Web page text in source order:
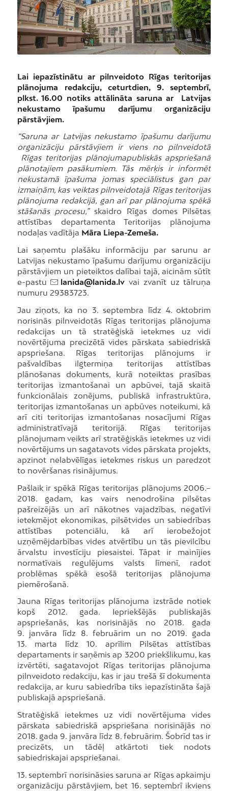
Lai iepazīstinātu ar pilnveidoto Rīgas teritorijas
plānojuma redakciju, ceturtdien, 9. septembrī,
plkst. 16.00 notiks attālināta saruna ar Latvijas
nekustamo īpašumu darījumu organizāciju
pārstāvjiem.
“Saruna ar Latvijas nekustamo īpašumu darījumu
organizāciju pārstāvjiem ir viens no pilnveidotā
Rīgas teritorijas plānojumapubliskās apspriešanā
plānotajiem pasākumiem. Tās mērķis ir informēt
nekustamā īpašuma jomas speciālistus gan par
izmaiņām, kas veiktas pilnveidotajā Rīgas teritorijas
plānojuma redakcijā, gan arī par plānojuma spēkā
stāšanās procesu,”skaidro Rīgas domes Pilsētas
attīstības departamenta Teritorijas plānojuma
nodaļas vadītāja Māra Liepa-Zemeša.
Lai saņemtu plašāku informāciju par sarunu ar
Latvijas nekustamo īpašumu darījumu organizāciju
pārstāvjiem un pieteiktos dalībai tajā, aicinām sūtīt
e-pastu
lanida@lanida.lv vai zvanīt uz tālruņa
numuru 29383723.
Jau ziņots, ka no 3. septembra līdz 4. oktobrim
norisinās pilnveidotās Rīgas teritorijas plānojuma
redakcijas un tā stratēģiskā ietekmes uz vidi
novērtējuma precizētā vides pārskata sabiedriskā
apspriešana. Rīgas teritorijas plānojums ir
pašvaldības ilgtermiņa teritorijas attīstības
plānošanas dokuments, kurā noteiktas prasības
teritorijas izmantošanai un apbūvei, tajā skaitā
funkcionālais zonējums, publiskā infrastruktūra,
teritorijas izmantošanas un apbūves noteikumi, kā
arī citi teritorijas izmantošanas nosacījumi Rīgas
administratīvajā teritorijā. Rīgas teritorijas
plānojumam veikts arī stratēģiskās ietekmes uz vidi
novērtējums un sagatavots vides pārskata projekts,
apzinot nelabvēlīgas ietekmes riskus un paredzot
to novēršanas risinājumus.
Pašlaik ir spēkā Rīgas teritorijas plānojums 2006.–
2018. gadam, kas vairs nenodrošina pilsētas
pašreizējās un arī nākotnes vajadzības, negatīvi
ietekmējot ekonomikas, pilsētvides un sabiedrības
attīstības potenciālu, kā arī ierobežojot
uzņēmējdarbības vides atvērtību un tās pievilcību
ārvalstu investīciju piesaistei. Tāpat ir mainījies
normatīvais regulējums valsts līmenī, radot
problēmas spēkā esošā teritorijas plānojuma
piemērošanā.
Jauna Rīgas teritorijas plānojuma izstrāde notiek
kopš 2012. gada. Iepriekšējās publiskajās
apspriešanās, kas norisinājās no 2018. gada
9. janvāra līdz 8. februārim un no 2019. gada
13. marta līdz 10. aprīlim Pilsētas attīstības
departaments ir saņēmis ap 3200 priekšlikumu, kas
izvērtēti, sagatavojot Rīgas teritorijas plānojuma
pilnveidoto redakciju, kas ir jau trešā šī dokumenta
redakcija, ar kuru sabiedrība tiks iepazīstināta šajā
publiskajā apspriešanā.
Stratēģiskā ietekmes uz vidi novērtējuma vides
pārskata sabiedriskā apspriešana norisinājās no
2018. gada 9. janvāra līdz 8. februārim. Šobrīd tas ir
precizēts, un tādēļ atkārtoti tiek nodots
sabiedriskajai apspriešanai.
13. septembrī norisināsies saruna ar Rīgas apkaimju
organizāciju pārstāvjiem, bet 16. septembrī ikviens